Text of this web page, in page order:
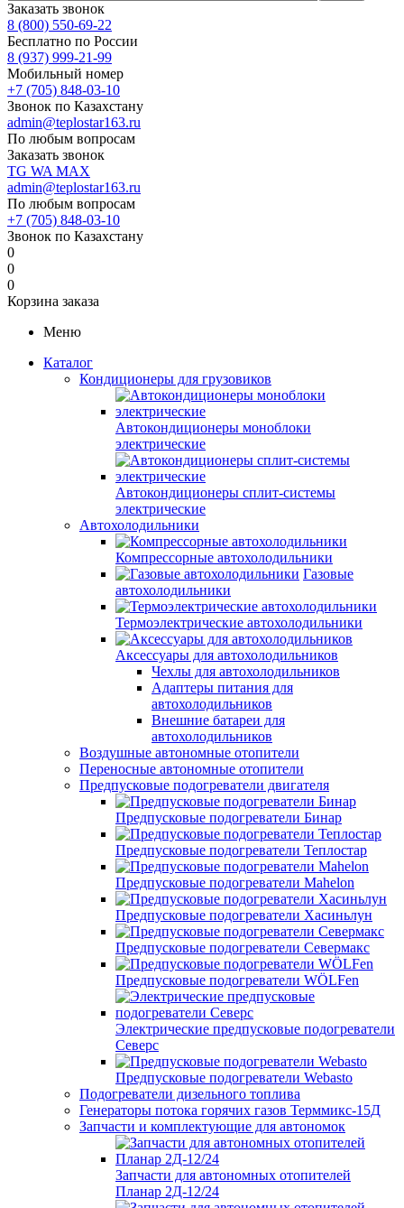
Заказать звонок
8 (800) 550-69-22
Бесплатно по России
8 (937) 999-21-99
Мобильный номер
+7 (705) 848-03-10
Звонок по Казахстану
admin@teplostar163.ru
По любым вопросам
Заказать звонок
TG WA MAX
admin@teplostar163.ru
По любым вопросам
+7 (705) 848-03-10
Звонок по Казахстану
0
0
0
Корзина заказа
Меню
Каталог
Кондиционеры для грузовиков
Автокондиционеры моноблоки
электрические
Автокондиционеры сплит-системы
электрические
Автохолодильники
Компрессорные автохолодильники
Газовые
автохолодильники
Термоэлектрические автохолодильники
Аксессуары для автохолодильников
Чехлы для автохолодильников
Адаптеры питания для
автохолодильников
Внешние батареи для
автохолодильников
Воздушные автономные отопители
Переносные автономные отопители
Предпусковые подогреватели двигателя
Предпусковые подогреватели Бинар
Предпусковые подогреватели Теплостар
Предпусковые подогреватели Mahelon
Предпусковые подогреватели Хасиньлун
Предпусковые подогреватели Севермакс
Предпусковые подогреватели WÖLFen
Электрические предпусковые подогреватели
Северс
Предпусковые подогреватели Webasto
Подогреватели дизельного топлива
Генераторы потока горячих газов Терммикс-15Д
Запчасти и комплектующие для автономок
Запчасти для автономных отопителей
Планар 2Д-12/24